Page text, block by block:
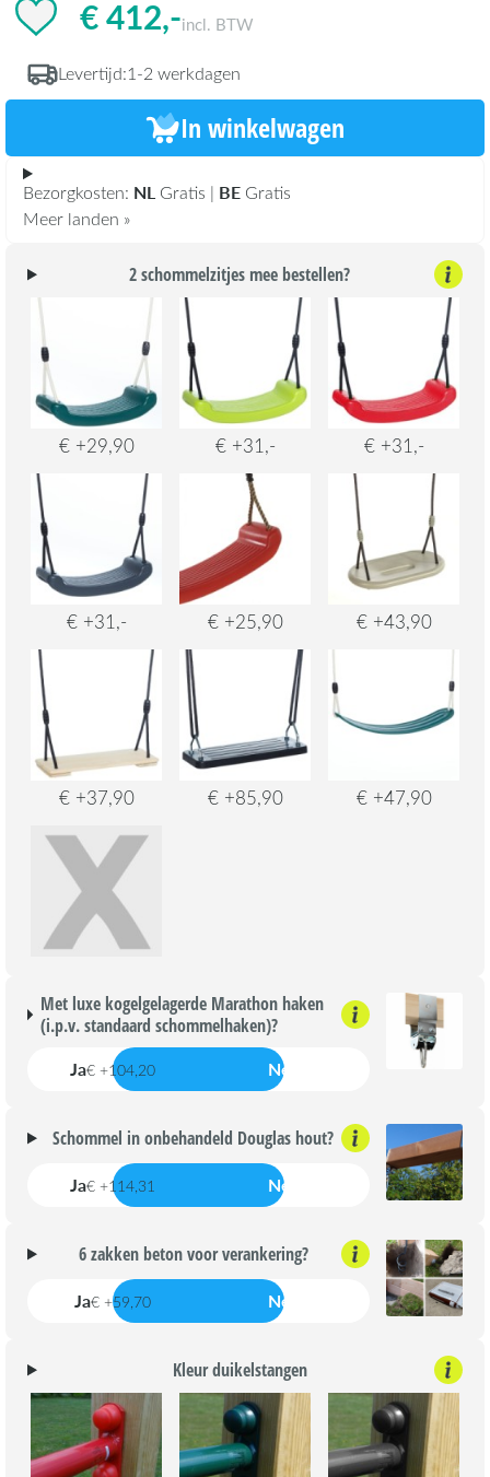
€ 412,-incl. BTW
Levertijd:1-2 werkdagen
In winkelwagen
Bezorgkosten: NL Gratis | BE Gratis
Meer landen »
2 schommelzitjes mee bestellen?
€ +29,90 € +31,- € +31,-
€ +31,- € +25,90 € +43,90
€ +37,90 € +85,90 € +47,90
Met luxe kogelgelagerde Marathon haken
(i.p.v. standaard schommelhaken)?
Ja€ +104,20 Nee
Schommel in onbehandeld Douglas hout?
Ja€ +114,31 Nee
6 zakken beton voor verankering?
Ja€ +59,70 Nee
Kleur duikelstangen